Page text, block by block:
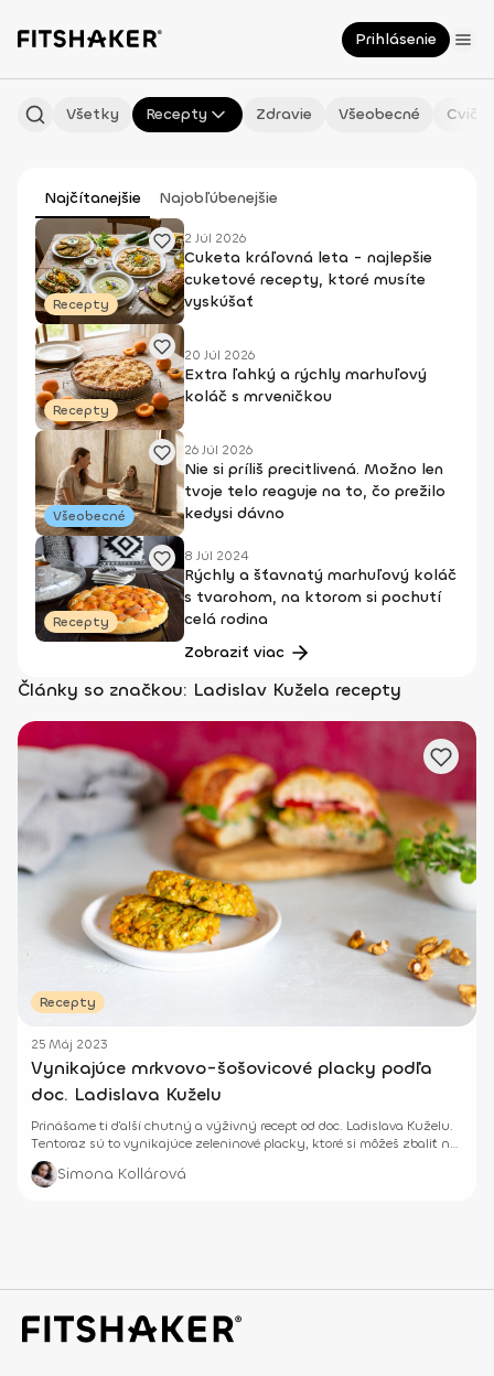
Prihlásenie
Všetky Recepty Zdravie Všeobecné
Najčítanejšie Najobľúbenejšie
Recepty
2 Júl 2026
Cuketa kráľovná leta - najlepšie
cuketové recepty, ktoré musíte
vyskúšať
Recepty
20 Júl 2026
Extra ľahký a rýchly marhuľový
koláč s mrveničkou
Všeobecné
26 Júl 2026
Nie si príliš precitlivená. Možno len
tvoje telo reaguje na to, čo prežilo
kedysi dávno
Recepty
8 Júl 2024
Rýchly a šťavnatý marhuľový koláč
s tvarohom, na ktorom si pochutí
celá rodina
Zobraziť viac
Články so značkou: Ladislav Kužela recepty
Recepty
25 Máj 2023
Vynikajúce mrkvovo-šošovicové placky podľa
doc. Ladislava Kuželu
Prinášame ti ďalší chutný a výživný recept od doc. Ladislava Kuželu.
Tentoraz sú to vynikajúce zeleninové placky, ktoré si môžeš zbaliť na
cesty, do práce alebo pripraviť prvotriedny vegetariánsky burger.
Vyskúšaj ich ešte dnes.
Simona Kollárová